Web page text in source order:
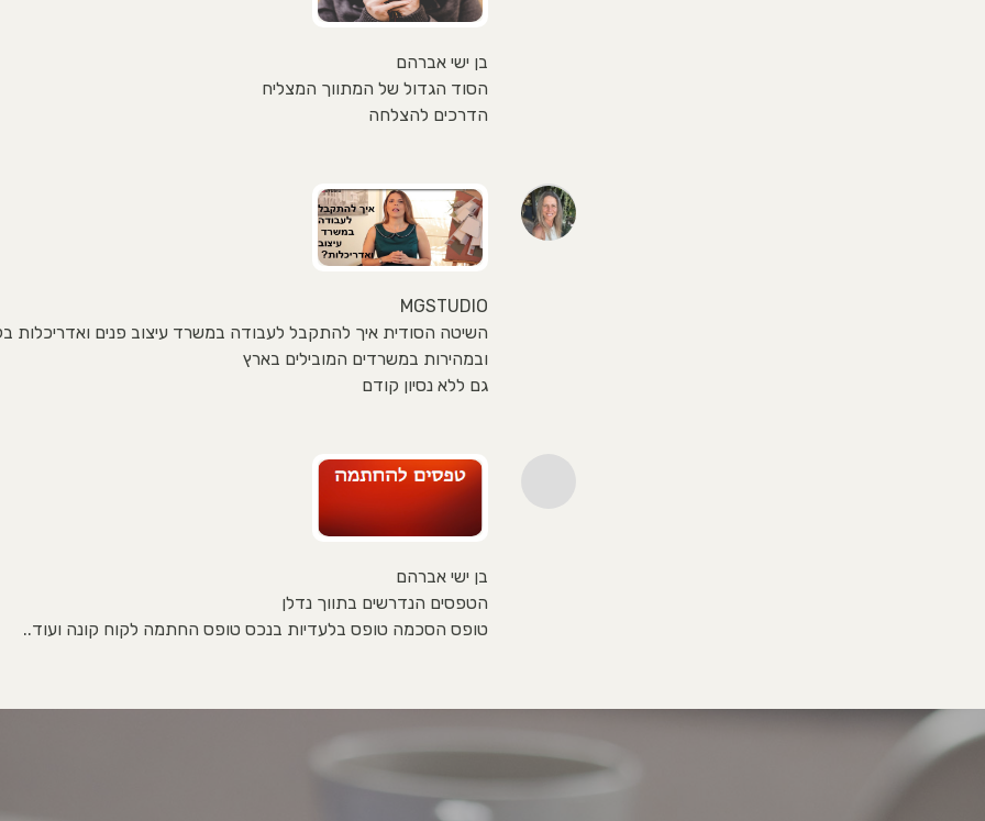
בן ישי אברהם
הסוד הגדול של המתווך המצליח
הדרכים להצלחה
MGSTUDIO
השיטה הסודית איך להתקבל לעבודה במשרד עיצוב פנים ואדריכלות
ובמהירות במשרדים המובילים בארץ
גם ללא נסיון קודם
בן ישי אברהם
הטפסים הנדרשים בתווך נדלן
טופס הסכמה טופס בלעדיות בנכס טופס החתמה לקוח קונה ועוד..